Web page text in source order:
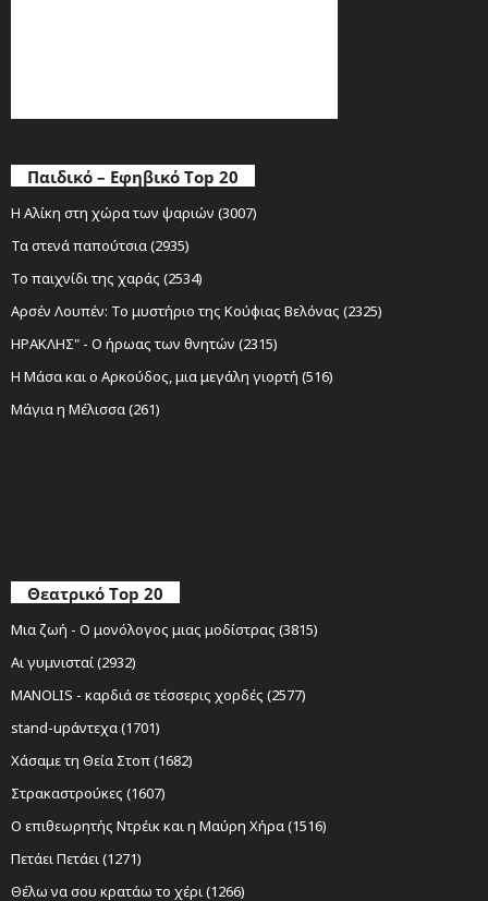
Παιδικό – Εφηβικό Top 20
Η Αλίκη στη χώρα των ψαριών (3007)
Τα στενά παπούτσια (2935)
Το παιχνίδι της χαράς (2534)
Αρσέν Λουπέν: Το μυστήριο της Κούφιας Βελόνας (2325)
ΗΡΑΚΛΗΣ" - Ο ήρωας των θνητών (2315)
Η Μάσα και ο Αρκούδος, μια μεγάλη γιορτή (516)
Μάγια η Μέλισσα (261)
Θεατρικό Top 20
Μια ζωή - Ο μονόλογος μιας μοδίστρας (3815)
Αι γυμνισταί (2932)
MANOLIS - καρδιά σε τέσσερις χορδές (2577)
stand-upάντεχα (1701)
Χάσαμε τη Θεία Στοπ (1682)
Στρακαστρούκες (1607)
Ο επιθεωρητής Ντρέικ και η Μαύρη Χήρα (1516)
Πετάει Πετάει (1271)
Θέλω να σου κρατάω το χέρι (1266)